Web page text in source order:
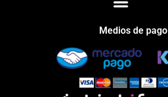
Medios de pago